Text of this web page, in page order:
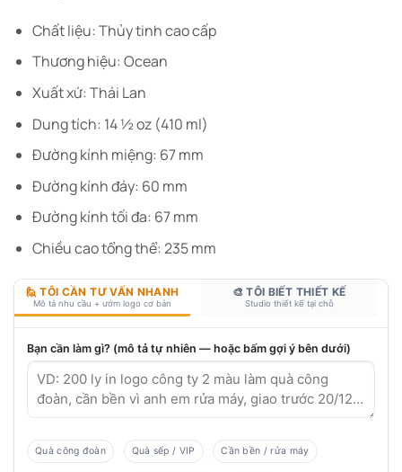
Chất liệu: Thủy tinh cao cấp
Thương hiệu: Ocean
Xuất xứ: Thái Lan
Dung tích: 14 ½ oz (410 ml)
Đường kính miệng: 67 mm
Đường kính đáy: 60 mm
Đường kính tối đa: 67 mm
Chiều cao tổng thể: 235 mm
🙋 TÔI CẦN TƯ VẤN NHANH
Mô tả nhu cầu + ướm logo cơ bản
🎨 TÔI BIẾT THIẾT KẾ
Studio thiết kế tại chỗ
Bạn cần làm gì? (mô tả tự nhiên — hoặc bấm gợi ý bên dưới)
Quà công đoàn Quà sếp / VIP Cần bền / rửa máy